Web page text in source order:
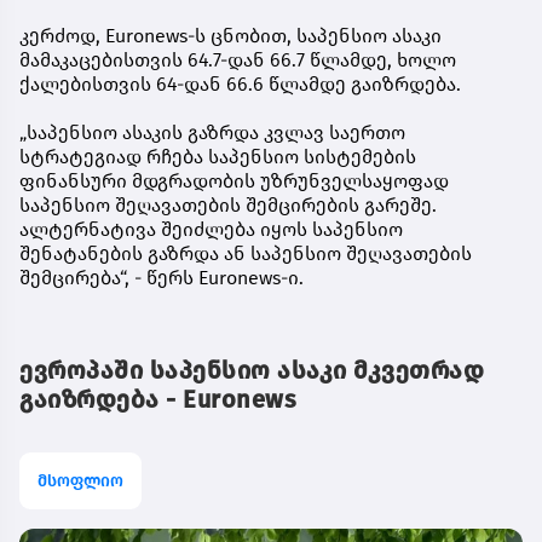
კერძოდ, Euronews-ს ცნობით, საპენსიო ასაკი
მამაკაცებისთვის 64.7-დან 66.7 წლამდე, ხოლო
ქალებისთვის 64-დან 66.6 წლამდე გაიზრდება.
„საპენსიო ასაკის გაზრდა კვლავ საერთო
სტრატეგიად რჩება საპენსიო სისტემების
ფინანსური მდგრადობის უზრუნველსაყოფად
საპენსიო შეღავათების შემცირების გარეშე.
ალტერნატივა შეიძლება იყოს საპენსიო
შენატანების გაზრდა ან საპენსიო შეღავათების
შემცირება“, - წერს Euronews-ი.
ევროპაში საპენსიო ასაკი მკვეთრად
გაიზრდება - Euronews
მსოფლიო